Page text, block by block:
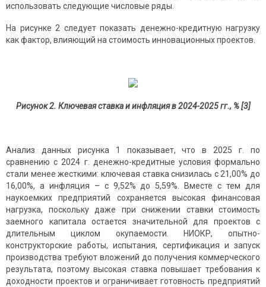
использовать следующие числовые ряды.
На рисунке 2 следует показать денежно-кредитную нагрузку
как фактор, влияющий на стоимость инновационных проектов.
Рисунок 2. Ключевая ставка и инфляция в 2024-2025 гг., % [3]
Анализ данных рисунка 1 показывает, что в 2025 г. по
сравнению с 2024 г. денежно-кредитные условия формально
стали менее жесткими: ключевая ставка снизилась с 21,00% до
16,00%, а инфляция – с 9,52% до 5,59%. Вместе с тем для
наукоемких предприятий сохраняется высокая финансовая
нагрузка, поскольку даже при снижении ставки стоимость
заемного капитала остается значительной для проектов с
длительным циклом окупаемости. НИОКР, опытно-
конструкторские работы, испытания, сертификация и запуск
производства требуют вложений до получения коммерческого
результата, поэтому высокая ставка повышает требования к
доходности проектов и ограничивает готовность предприятий